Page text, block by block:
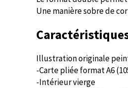
Une manière sobre de
Illustration originale
-Carte pliée format A6
-Intérieur vierge